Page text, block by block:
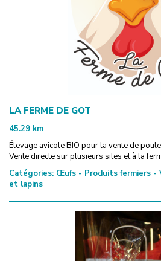
LA FERME DE GOT
45.29 km
Élevage avicole BIO pour la vente de
Vente directe sur plusieurs sites et à la
Catégories: Œufs - Produits fermiers -
et lapins